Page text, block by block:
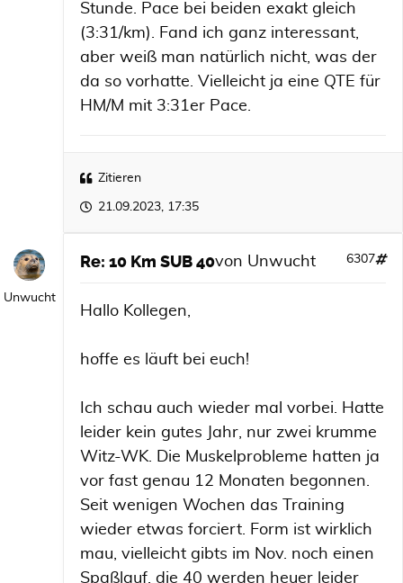
Stunde. Pace bei beiden exakt gleich
(3:31/km). Fand ich ganz interessant,
aber weiß man natürlich nicht, was der
da so vorhatte. Vielleicht ja eine QTE für
HM/M mit 3:31er Pace.
Zitieren
21.09.2023, 17:35
Unwucht
Re: 10 Km SUB 40 6307
von Unwucht
Hallo Kollegen,
hoffe es läuft bei euch!
Ich schau auch wieder mal vorbei. Hatte
leider kein gutes Jahr, nur zwei krumme
Witz-WK. Die Muskelprobleme hatten ja
vor fast genau 12 Monaten begonnen.
Seit wenigen Wochen das Training
wieder etwas forciert. Form ist wirklich
mau, vielleicht gibts im Nov. noch einen
Spaßlauf, die 40 werden heuer leider